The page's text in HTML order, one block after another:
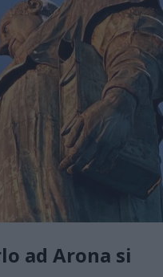
ad Arona si